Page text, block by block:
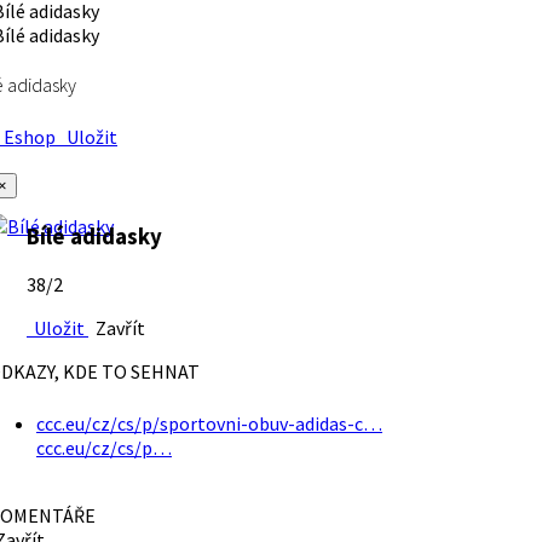
adidasky
Uložit
Bílé adidasky
38/2
Uložit Zavřít
KDE TO SEHNAT
ccc.eu/cz/cs/p/sportovni-obuv-adidas-c…
ccc.eu/cz/cs/p…